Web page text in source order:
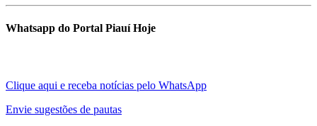
Whatsapp do Portal Piauí Hoje
Clique aqui e receba notícias pelo WhatsApp
Envie sugestões de pautas